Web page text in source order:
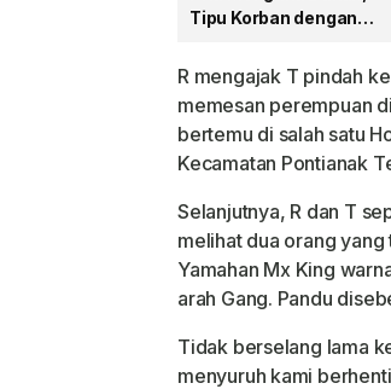
Tipu Korban dengan
Hibah Miliaran
R mengajak T pindah
memesan perempuan
bertemu di salah satu
Kecamatan Pontianak
Selanjutnya, R dan T
melihat dua orang
Yamahan Mx King
arah Gang. Pandu
Tidak berselang lama
menyuruh kami